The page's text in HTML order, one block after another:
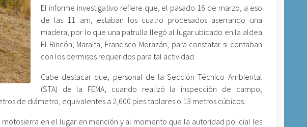
El informe investigativo refiere que, el pasado 16 de marzo, a eso
de las 11 am, estaban los cuatro procesados aserrando una
madera, por lo que una patrulla llegó al lugar ubicado en la aldea
El Rincón, Maraita, Francisco Morazán, para constatar si contaban
con los permisos requeridos para tal actividad.
Cabe destacar que, personal de la Sección Técnico Ambiental
(STA) de la FEMA, cuando realizó la inspección de campo,
de diámetro, equivalentes a 2,600 pies tablares o 13 metros cúbicos.
en el lugar en mención y al momento que la autoridad policial les